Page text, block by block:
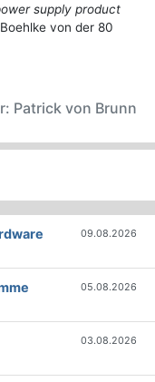
supply product
von der 80
Patrick von Brunn
09.08.2026
05.08.2026
03.08.2026